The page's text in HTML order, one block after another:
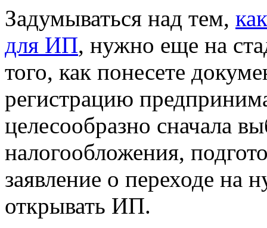
Задумываться над тем,
для ИП, нужно еще на
того, как понесете
регистрацию
целесообразно сначала
налогообложения,
заявление о переходе
открывать ИП.